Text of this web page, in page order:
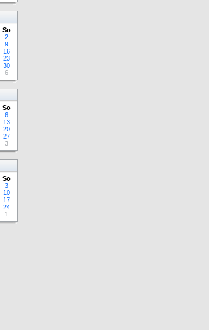
So
2
9
16
23
30
6
So
6
13
20
27
3
So
3
10
17
24
1